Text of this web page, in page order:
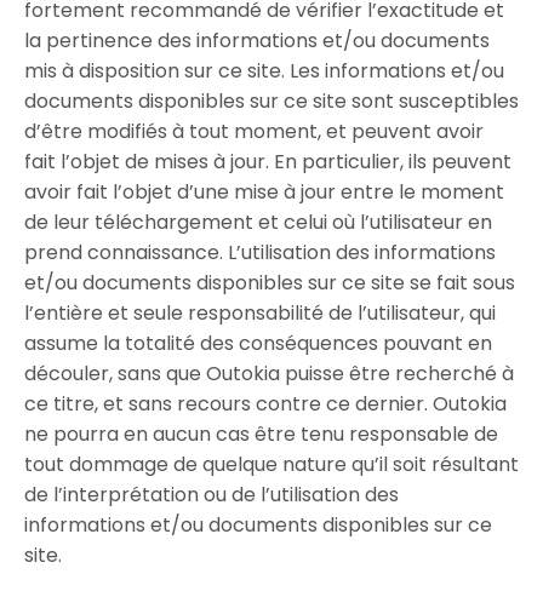
fortement recommandé de vérifier l’exactitude et
la pertinence des informations et/ou documents
mis à disposition sur ce site. Les informations et/ou
documents disponibles sur ce site sont susceptibles
d’être modifiés à tout moment, et peuvent avoir
fait l’objet de mises à jour. En particulier, ils peuvent
avoir fait l’objet d’une mise à jour entre le moment
de leur téléchargement et celui où l’utilisateur en
prend connaissance. L’utilisation des informations
et/ou documents disponibles sur ce site se fait sous
l’entière et seule responsabilité de l’utilisateur, qui
assume la totalité des conséquences pouvant en
découler, sans que Outokia puisse être recherché à
ce titre, et sans recours contre ce dernier. Outokia
ne pourra en aucun cas être tenu responsable de
tout dommage de quelque nature qu’il soit résultant
de l’interprétation ou de l’utilisation des
informations et/ou documents disponibles sur ce
site.